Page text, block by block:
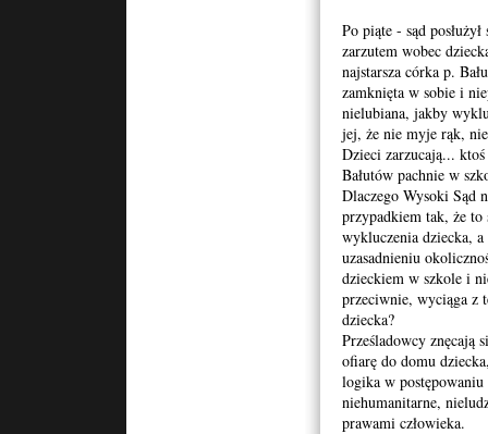
Po piąte - sąd
zarzutem wobec
najstarsza córka p.
zamknięta w sobie i
nielubiana, jakby
jej, że nie myje rąk,
Dzieci zarzucają...
Bałutów pachnie w
Dlaczego Wysoki Sąd
przypadkiem tak, że to
wykluczenia dziecka,
uzasadnieniu
dzieckiem w szkole i
przeciwnie, wyciąga z
dziecka?
Prześladowcy znęcają
ofiarę do domu
logika w postępowaniu
niehumanitarne,
prawami człowieka.